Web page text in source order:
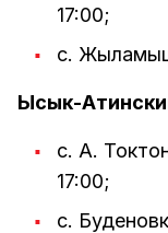
17:00;
с.
Ысык-
с. А.
17:00;
с.